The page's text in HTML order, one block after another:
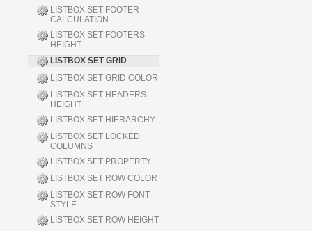
LISTBOX SET FOOTER
CALCULATION
LISTBOX SET FOOTERS
HEIGHT
LISTBOX SET GRID
LISTBOX SET GRID COLOR
LISTBOX SET HEADERS
HEIGHT
LISTBOX SET HIERARCHY
LISTBOX SET LOCKED
COLUMNS
LISTBOX SET PROPERTY
LISTBOX SET ROW COLOR
LISTBOX SET ROW FONT
STYLE
LISTBOX SET ROW HEIGHT